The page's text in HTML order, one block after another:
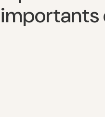
importants